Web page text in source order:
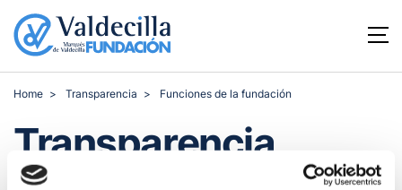
Home Transparencia Funciones de la fundación
Transparencia